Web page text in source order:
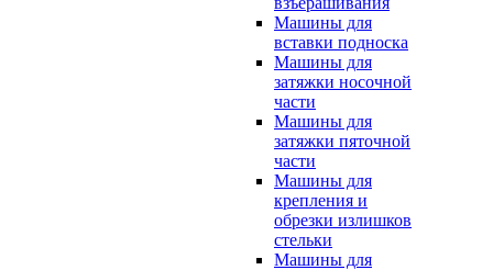
Машины для
вставки подноска
Машины для
затяжки носочной
части
Машины для
затяжки пяточной
части
Машины для
крепления и
обрезки излишков
стельки
Машины для